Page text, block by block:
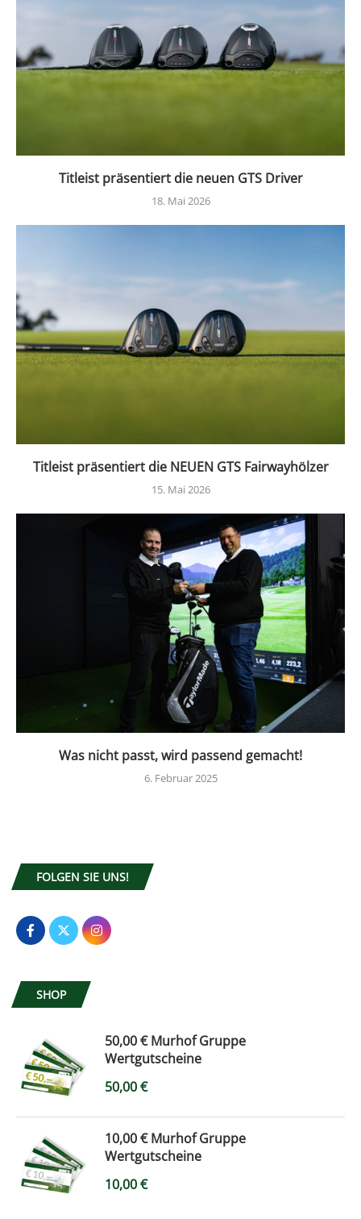
Titleist präsentiert die neuen GTS Driver
18. Mai 2026
Titleist präsentiert die NEUEN GTS Fairwayhölzer
15. Mai 2026
Was nicht passt, wird passend gemacht!
6. Februar 2025
FOLGEN SIE UNS!
SHOP
50,00 € Murhof Gruppe
Wertgutscheine
50,00€
10,00 € Murhof Gruppe
Wertgutscheine
10,00€